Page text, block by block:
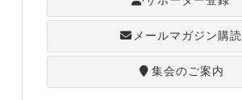
メールマガジン購読
集会のご案内